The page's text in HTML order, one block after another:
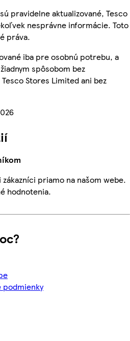
pravidelne aktualizované, Tesco
nesprávne informácie. Toto
práva.
iba pre osobnú potrebu, a
spôsobom bez
Stores Limited ani bez
priamo na našom webe.
hodnotenia.
podmienky